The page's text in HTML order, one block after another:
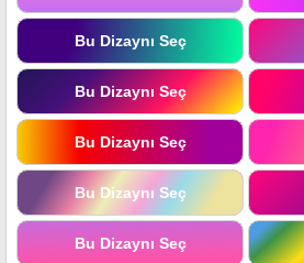
Bu Dizaynı Seç
Bu Dizaynı Seç
Bu Dizaynı Seç
Bu Dizaynı Seç
Bu Dizaynı Seç